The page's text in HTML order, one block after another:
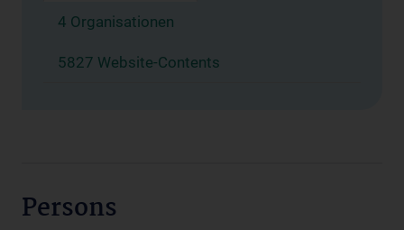
4 Organisationen
5827 Website-Contents
Persons